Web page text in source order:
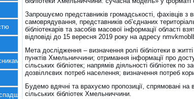
України
Запрошуємо представників громадськості, фахівців
самоврядування, представників об’єднаних
бібліотекарів та засобів масової інформації області
відповіді до 15 вересня 2019 року на адресу
Мета дослідження – визначення ролі бібліотеки в
пунктів Хмельниччини; отримання інформації про
сільських бібліотек; напрямів діяльності бібліотек по
дозвіллєвих потреб населення; визначення потреб
Будемо вдячні та врахуємо пропозиції, спрямовані на
сільських бібліотек Хмельниччини.